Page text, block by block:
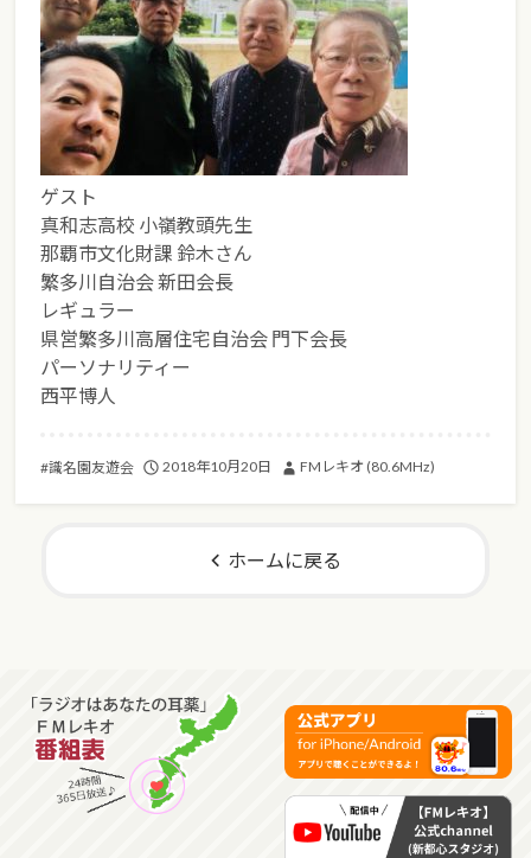
ゲスト
真和志高校 小嶺教頭先生
那覇市文化財課 鈴木さん
繁多川自治会 新田会長
レギュラー
県営繁多川高層住宅自治会 門下会長
パーソナリティー
西平博人
#識名園友遊会 2018年10月20日 FMレキオ (80.6MHz)
ホームに戻る